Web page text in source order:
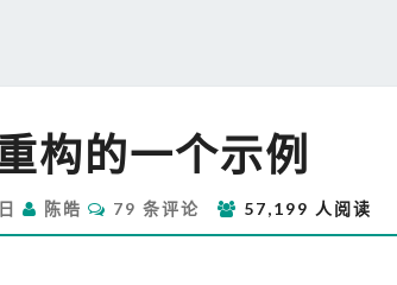
码
重
构
的
构的一个示例
陈皓
评
论
79 条评论 57,199 人阅读